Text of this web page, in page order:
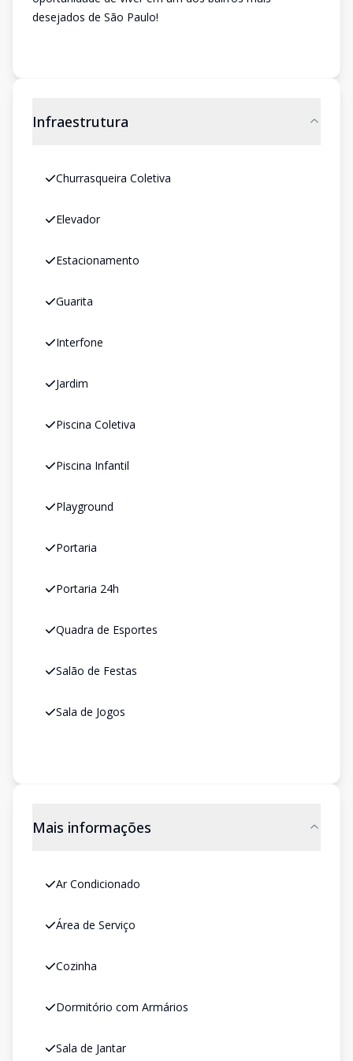
desejados de São Paulo!
Infraestrutura
Churrasqueira Coletiva
Elevador
Estacionamento
Guarita
Interfone
Jardim
Piscina Coletiva
Piscina Infantil
Playground
Portaria
Portaria 24h
Quadra de Esportes
Salão de Festas
Sala de Jogos
Mais informações
Ar Condicionado
Área de Serviço
Cozinha
Dormitório com Armários
Sala de Jantar